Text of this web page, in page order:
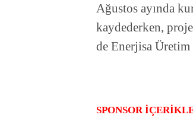
Ağustos ayında
kaydederken,
de Enerjisa Üretim
SPONSOR